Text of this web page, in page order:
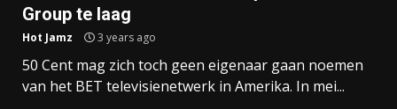
Group te laag
Hot Jamz 3 years ago
50 Cent mag zich toch geen eigenaar gaan noemen
van het BET televisienetwerk in Amerika. In mei...